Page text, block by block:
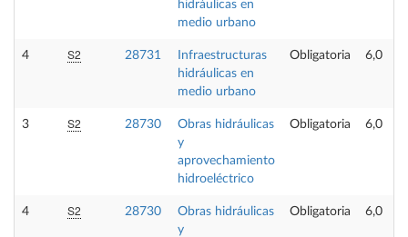
hidráulicas en
medio urbano
4 S2 28731
Infraestructuras
hidráulicas en
medio urbano
Obligatoria 6,0
3 S2 28730
Obras hidráulicas
y
aprovechamiento
hidroeléctrico
Obligatoria 6,0
4 S2 28730
Obras hidráulicas
y
Obligatoria 6,0